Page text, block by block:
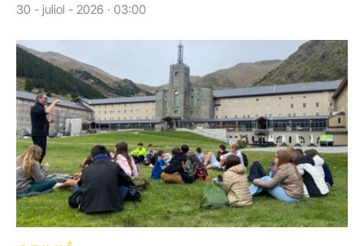
30 - juliol - 2026 · 03:00